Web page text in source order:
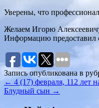
Уверены, что
Желаем Игорю
Информацию предоставил
Запись опубликована в
← 4 (17) февраля, 112 лет
Блудный сын →